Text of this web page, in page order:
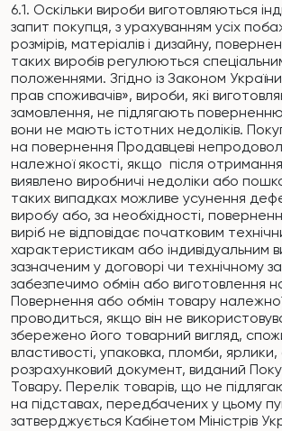
6.1. Оскільки вироби виготовляються
запит покупця, з урахуванням усіх
розмірів, матеріалів і дизайну,
таких виробів регулюються
положеннями. Згідно із Законом
прав споживачів», вироби, які
замовлення, не підлягають
вони не мають істотних недоліків.
на повернення Продавцеві
належної якості, якщо після отримання
виявлено виробничі недоліки або
таких випадках можливе усунення
виробу або, за необхідності,
виріб не відповідає початковим
характеристикам або індивідуальним
зазначеним у договорі чи технічному
забезпечимо обмін або виготовлення
Повернення або обмін товару
проводиться, якщо він не
збережено його товарний вигляд,
властивості, упаковка, пломби,
розрахунковий документ, виданий
Товару. Перелік товарів, що не
на підставах, передбачених у цьому
затверджується Кабінетом Міністрів